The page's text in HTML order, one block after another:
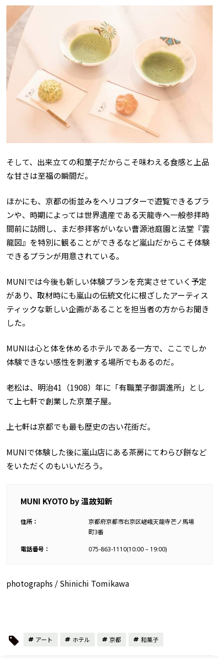
そして、出来立ての和菓子だからこそ味わえる食感と上品
な甘さは至福の瞬間だ。
ほかにも、京都の街並みをヘリコプターで遊覧できるプラ
ンや、時期によっては世界遺産である天龍寺へ一般参拝時
間前に訪問し、まだ参拝客がいない曹源池庭園と法堂『雲
龍図』を特別に観ることができるなど嵐山だからこそ体験
できるプランが用意されている。
MUNIでは今後も新しい体験プランを充実させていく予定
があり、取材時にも嵐山の伝統文化に根ざしたアーティス
ティックな新しい企画があることを担当者の方からお聞き
した。
MUNIは心と体を休めるホテルである一方で、ここでしか
体験できない感性を刺激する場所でもあるのだ。
老松は、明治41（1908）年に「有職菓子御調進所」とし
て上七軒で創業した京菓子屋。
上七軒は京都でも最も歴史の古い花街だ。
MUNIで体験した後に嵐山店にある茶房にてわらび餅など
をいただくのもいいだろう。
MUNI KYOTO by 温故知新
住所：
京都府京都市右京区嵯峨天龍寺芒ノ馬場
町3番
電話番号： 075-863-1110(10:00 – 19:00)
photographs / Shinichi Tomikawa
アート ホテル 京都 和菓子